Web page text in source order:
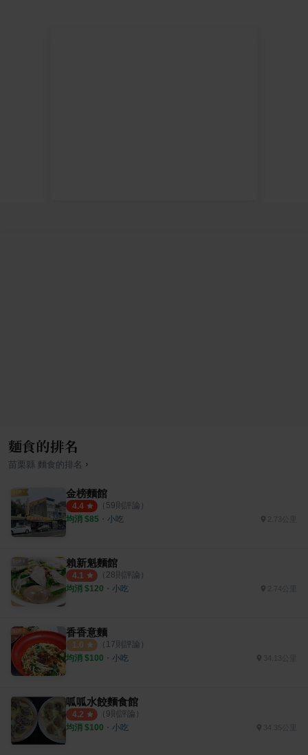
麵食的排名
苗栗縣 麵食的排名 ›
金榜麵館
4.4 （ 59則評論）
均消 $85 ・ 小吃
賴新魁麵館
4.1 （ 28則評論）
均消 $120 ・ 小吃 2.74公里
香香意麵
1.0 （ 17則評論）
均消 $100 ・ 小吃 34.13公里
呱呱水餃麵食館
4.2 （ 9則評論）
均消 $100 ・ 小吃 34.35公里